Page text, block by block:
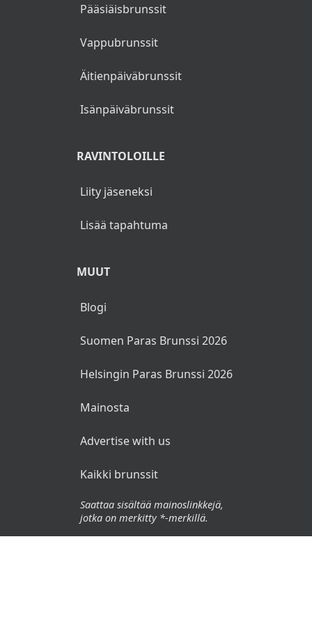
Juomina jäävesi, makuvesiä, smoothie, kahvi,
Pääsiäisbrunssit
Vappubrunssit
Äitienpäiväbrunssit
Isänpäiväbrunssit
RAVINTOLOILLE
Liity jäseneksi
Lisää tapahtuma
MUUT
Blogi
Suomen Paras Brunssi 2026
Helsingin Paras Brunssi 2026
Mainosta
Advertise with us
Kaikki brunssit
Saattaa sisältää mainoslinkkejä,
jotka on merkitty *-merkillä.